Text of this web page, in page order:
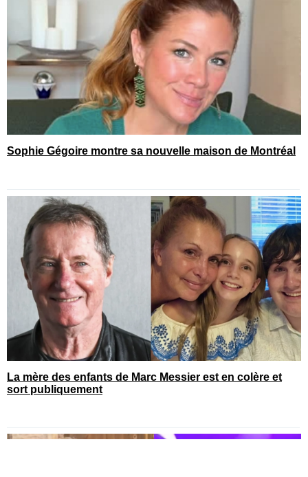
Sophie Gégoire montre sa nouvelle maison de Montréal
La mère des enfants de Marc Messier est en colère et
sort publiquement